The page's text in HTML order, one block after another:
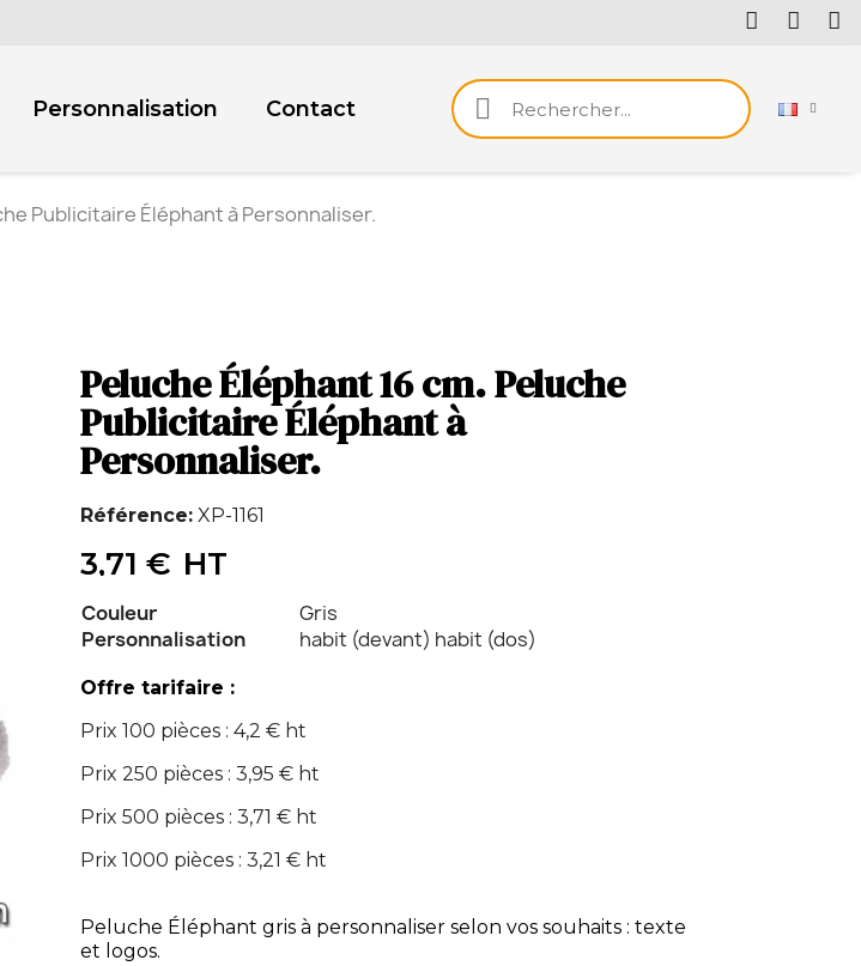
Personnalisation Contact
Publicitaire Éléphant à Personnaliser.
Peluche Éléphant 16 cm. Peluche
Publicitaire Éléphant à
Personnaliser.
Référence XP-1161
3,71 € HT
Couleur
Gris
Personnalisation
habit (devant) habit (dos)
Offre tarifaire :
Prix 100 pièces : 4,2 € ht
Prix 250 pièces : 3,95 € ht
Prix 500 pièces : 3,71 € ht
Prix 1000 pièces : 3,21 € ht
Peluche Éléphant gris à personnaliser selon vos souhaits : texte
et logos.